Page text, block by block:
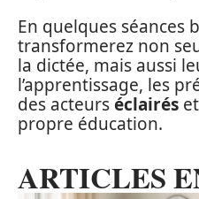
En quelques séances
transformerez non
la dictée, mais aussi
l’apprentissage, les
des acteurséclairés
propre éducation.
ARTICLES